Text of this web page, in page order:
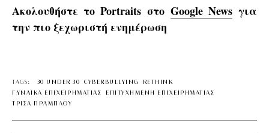
Ακολουθήστε το Portraits στο Google Newsγια
την πιο ξεχωριστή ενημέρωση
TAGS: 30 UNDER 30 CYBERBULLYING
RETHINK
ΓΥΝΑΙΚΑ ΕΠΙΧΕΙΡΗΜΑΤΙΑΣ
ΕΠΙΤΥΧΗΜΕΝΗ ΕΠΙΧΕΙΡΗΜΑΤΙΑΣ
ΤΡΙΣΑ ΠΡΑΜΠΛΟΥ